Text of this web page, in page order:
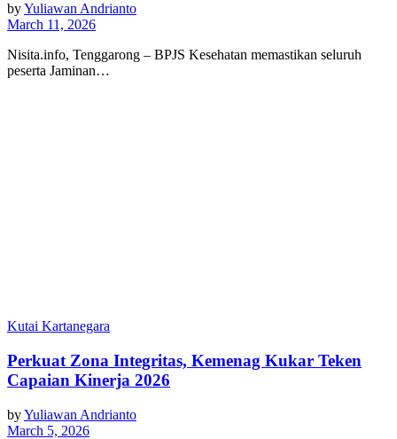
byYuliawan Andrianto
March 11, 2026
Nisita.info, Tenggarong – BPJS Kesehatan memastikan seluruh
peserta Jaminan…
Kutai Kartanegara
Perkuat Zona Integritas, Kemenag Kukar Teken
Capaian Kinerja 2026
byYuliawan Andrianto
March 5, 2026